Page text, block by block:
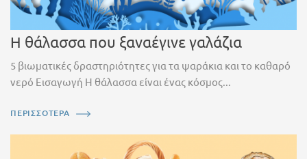
Η θάλασσα που ξαναέγινε γαλάζια
5 βιωματικές δραστηριότητες για τα ψαράκια και το καθαρό
νερό Εισαγωγή Η θάλασσα είναι ένας κόσμος...
ΠΕΡΙΣΣΟΤΕΡΑ